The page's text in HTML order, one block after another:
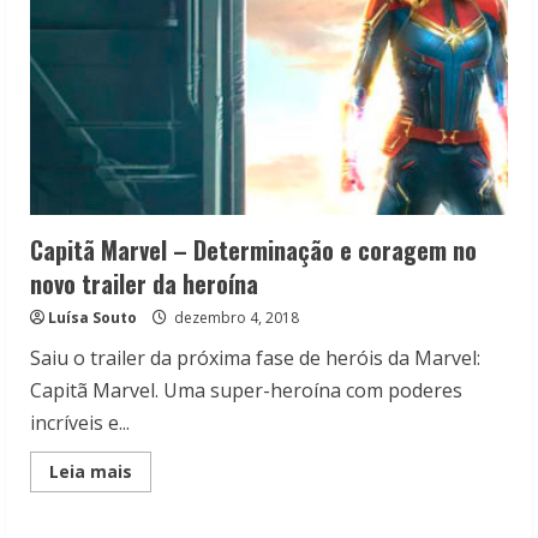
Capitã Marvel – Determinação e coragem no
novo trailer da heroína
Luísa Souto dezembro 4, 2018
Saiu o trailer da próxima fase de heróis da Marvel:
Capitã Marvel. Uma super-heroína com poderes
incríveis e...
Leia mais
more